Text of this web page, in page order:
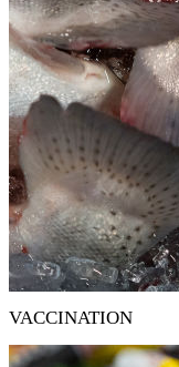
VACCINATION